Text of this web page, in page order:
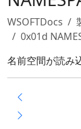
WSOFTDocs
0x01d
名前空間が読み